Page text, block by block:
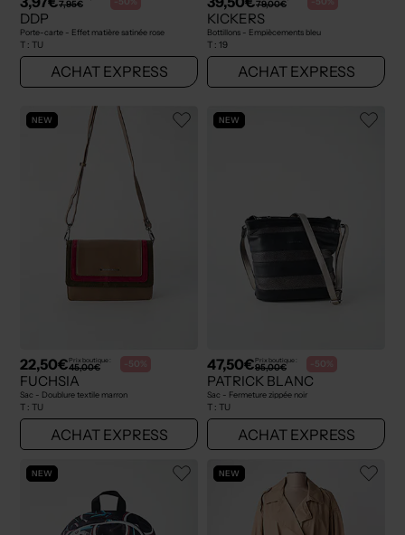
7,95€
DDP
Porte-carte - Effet matière satinée rose
T : TU
ACHAT EXPRESS
79,00€
KICKERS
Bottillons - Empiècements bleu
T : 19
ACHAT EXPRESS
NEW
22,50€Prix boutique :
45,00€ -50%
FUCHSIA
Sac - Doublure textile marron
T : TU
ACHAT EXPRESS
NEW
47,50€Prix boutique :
95,00€ -50%
PATRICK BLANC
Sac - Fermeture zippée noir
T : TU
ACHAT EXPRESS
NEW NEW